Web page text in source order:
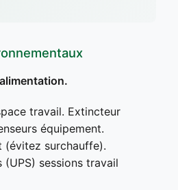
travail. Extincteur
équipement.
(évitez surchauffe).
sessions travail